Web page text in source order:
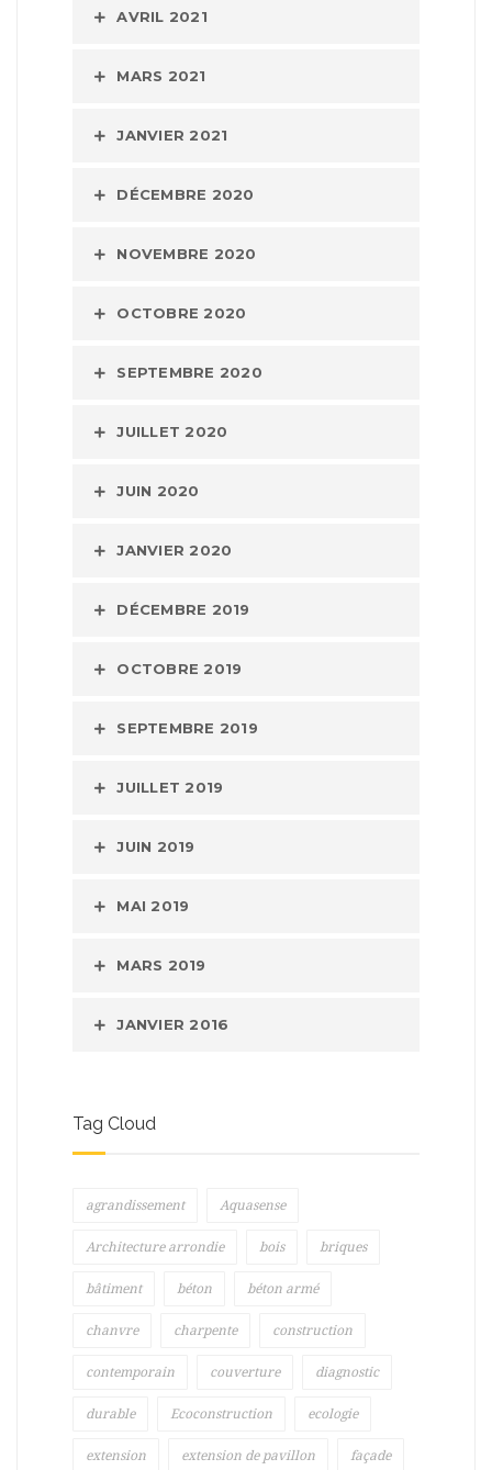
AVRIL 2021
MARS 2021
JANVIER 2021
DÉCEMBRE 2020
NOVEMBRE 2020
OCTOBRE 2020
SEPTEMBRE 2020
JUILLET 2020
JUIN 2020
JANVIER 2020
DÉCEMBRE 2019
OCTOBRE 2019
SEPTEMBRE 2019
JUILLET 2019
JUIN 2019
MAI 2019
MARS 2019
JANVIER 2016
Tag Cloud
agrandissement Aquasense
Architecture arrondie bois briques
bâtiment béton béton armé
chanvre charpente construction
contemporain couverture diagnostic
durable Ecoconstruction ecologie
extension extension de pavillon façade